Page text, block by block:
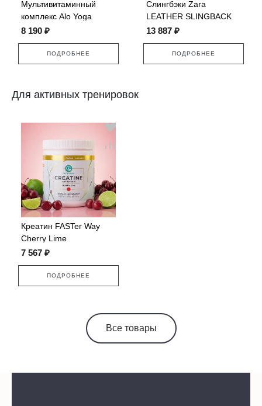
Мультивитаминный
комплекс Alo Yoga
Superfood
8 190 ₽
ПОДРОБНЕЕ
Слингбэки Zara
LEATHER SLINGBACK
FLATS
13 887 ₽
ПОДРОБНЕЕ
Для активных тренировок
Креатин FASTer Way
Cherry Lime
7 567 ₽
ПОДРОБНЕЕ
Все товары